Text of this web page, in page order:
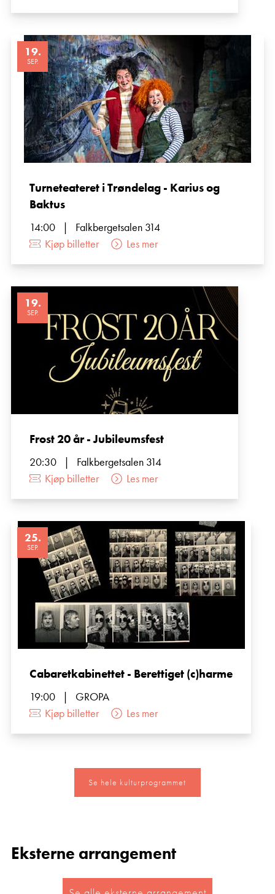
19.
SEP.
Turneteateret i Trøndelag - Karius og
Baktus
14:00 |
Falkbergetsalen 314
Kjøp billetter
Les mer
19.
SEP.
Frost 20 år - Jubileumsfest
20:30 |
Falkbergetsalen 314
Kjøp billetter
Les mer
25.
SEP.
Cabaretkabinettet - Berettiget (c)harme
19:00 |
GROPA
Kjøp billetter
Les mer
Se hele kulturprogrammet
Eksterne arrangement